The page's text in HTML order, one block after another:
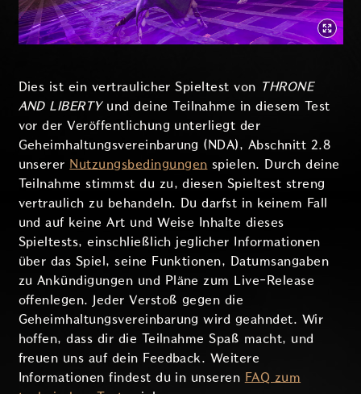
Dies ist ein vertraulicher Spieltest von THRONE
AND LIBERTYund deine Teilnahme in diesem Test
vor der Veröffentlichung unterliegt der
Geheimhaltungsvereinbarung (NDA), Abschnitt 2.8
unserer Nutzungsbedingungen spielen. Durch deine
Teilnahme stimmst du zu, diesen Spieltest streng
vertraulich zu behandeln. Du darfst in keinem Fall
und auf keine Art und Weise Inhalte dieses
Spieltests, einschließlich jeglicher Informationen
über das Spiel, seine Funktionen, Datumsangaben
zu Ankündigungen und Pläne zum Live-Release
offenlegen. Jeder Verstoß gegen die
Geheimhaltungsvereinbarung wird geahndet. Wir
hoffen, dass dir die Teilnahme Spaß macht, und
freuen uns auf dein Feedback. Weitere
Informationen findest du in unseren FAQ zum